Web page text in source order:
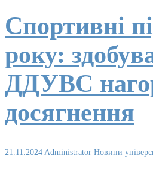
Спортивні
року:
ДДУВС
досягнення
21.11.2024 Administrator Новини